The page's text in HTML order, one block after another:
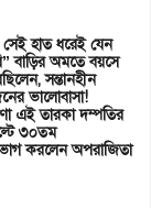
হাত ধরেই যেন
বাড়ির অমতে বয়সে
সন্তানহীন
ভালোবাসা!
এই তারকা দম্পতির
৩০তম
ভাগ করলেন অপরাজিতা